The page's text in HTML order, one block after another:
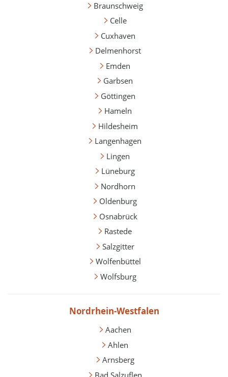
Braunschweig
Celle
Cuxhaven
Delmenhorst
Emden
Garbsen
Göttingen
Hameln
Hildesheim
Langenhagen
Lingen
Lüneburg
Nordhorn
Oldenburg
Osnabrück
Rastede
Salzgitter
Wolfenbüttel
Wolfsburg
Nordrhein-Westfalen
Aachen
Ahlen
Arnsberg
Bad Salzuflen